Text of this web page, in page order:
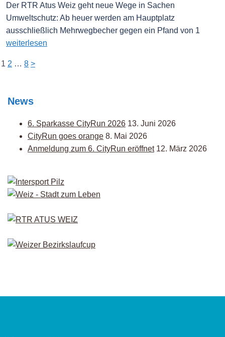
Der RTR Atus Weiz geht neue Wege in Sachen
Umweltschutz: Ab heuer werden am Hauptplatz
ausschließlich Mehrwegbecher gegen ein Pfand von 1
weiterlesen
Seitennummerierung
1 2 … 8 >
News
6. Sparkasse CityRun 2026 13. Juni 2026
CityRun goes orange 8. Mai 2026
Anmeldung zum 6. CityRun eröffnet 12. März 2026